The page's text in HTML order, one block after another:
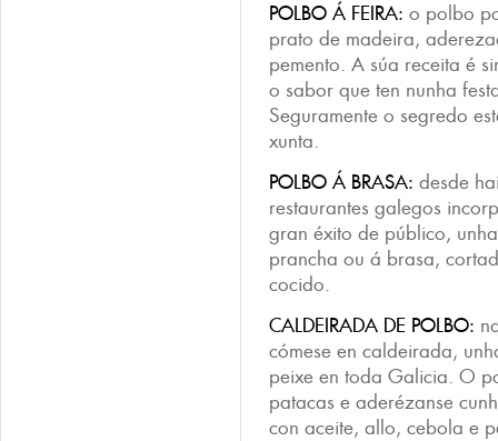
POLBO Á FEIRA: o polbo
prato de madeira,
pemento. A súa receita é
o sabor que ten nunha
Seguramente o segredo
xunta.
POLBO Á BRASA: desde
restaurantes galegos
gran éxito de público,
prancha ou á brasa,
cocido.
CALDEIRADA DE POLBO:
cómese en caldeirada,
peixe en toda Galicia. O
patacas e aderézanse
con aceite, allo, cebola e